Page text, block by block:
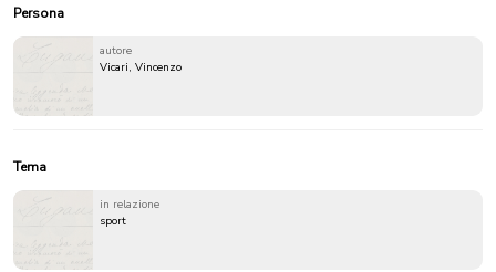
Persona
autore
Vicari, Vincenzo
Tema
in relazione
sport